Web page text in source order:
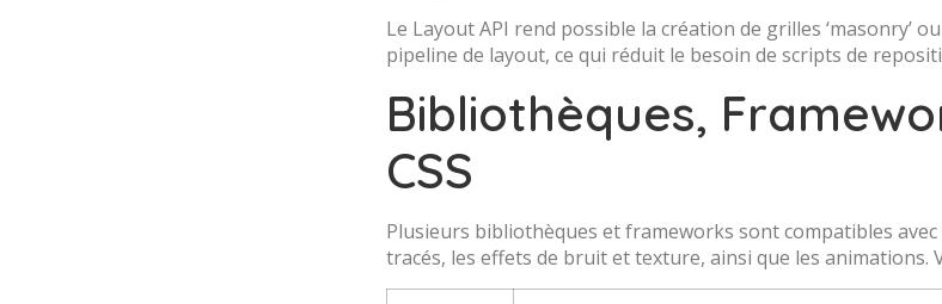
Le Layout API rend possible la création de grilles ‘masonry’
pipeline de layout, ce qui réduit le besoin de scripts de
Bibliothèques,
CSS
Plusieurs bibliothèques et frameworks sont compatibles
tracés, les effets de bruit et texture, ainsi que les